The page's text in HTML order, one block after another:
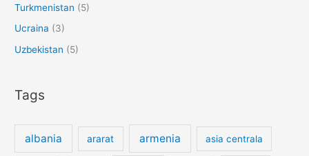
Turkmenistan (5)
Ucraina (3)
Uzbekistan (5)
Tags
albania ararat armenia asia centrala